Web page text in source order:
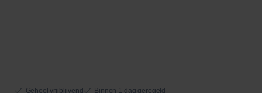
Geheel vrijblijvend
Binnen 1 dag geregeld